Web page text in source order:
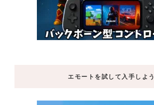
エモートを試して入手しよう